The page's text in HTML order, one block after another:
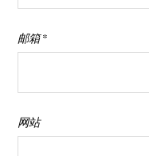
邮箱*
网站